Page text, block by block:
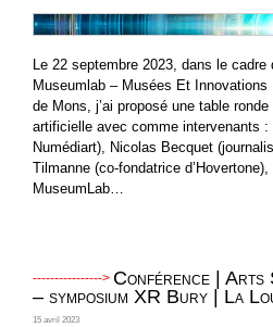
Le 22 septembre 2023, dans le
Museumlab – Musées Et Innovations
de Mons, j’ai proposé une table
artificielle avec comme intervenants
Numédiart), Nicolas Becquet
Tilmanne (co-fondatrice
MuseumLab…
Conférence |
– symposium XR Bury | La
15 avril 2023